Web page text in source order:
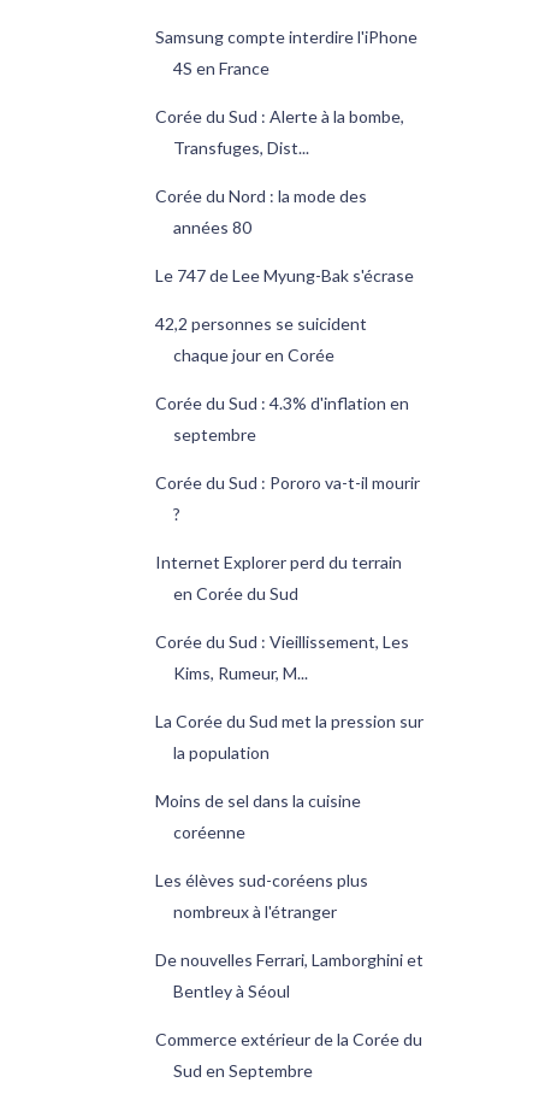
Samsung compte interdire l'iPhone
4S en France
Corée du Sud : Alerte à la bombe,
Transfuges, Dist...
Corée du Nord : la mode des
années 80
Le 747 de Lee Myung-Bak s'écrase
42,2 personnes se suicident
chaque jour en Corée
Corée du Sud : 4.3% d'inflation en
septembre
Corée du Sud : Pororo va-t-il mourir
?
Internet Explorer perd du terrain
en Corée du Sud
Corée du Sud : Vieillissement, Les
Kims, Rumeur, M...
La Corée du Sud met la pression sur
la population
Moins de sel dans la cuisine
coréenne
Les élèves sud-coréens plus
nombreux à l'étranger
De nouvelles Ferrari, Lamborghini et
Bentley à Séoul
Commerce extérieur de la Corée du
Sud en Septembre